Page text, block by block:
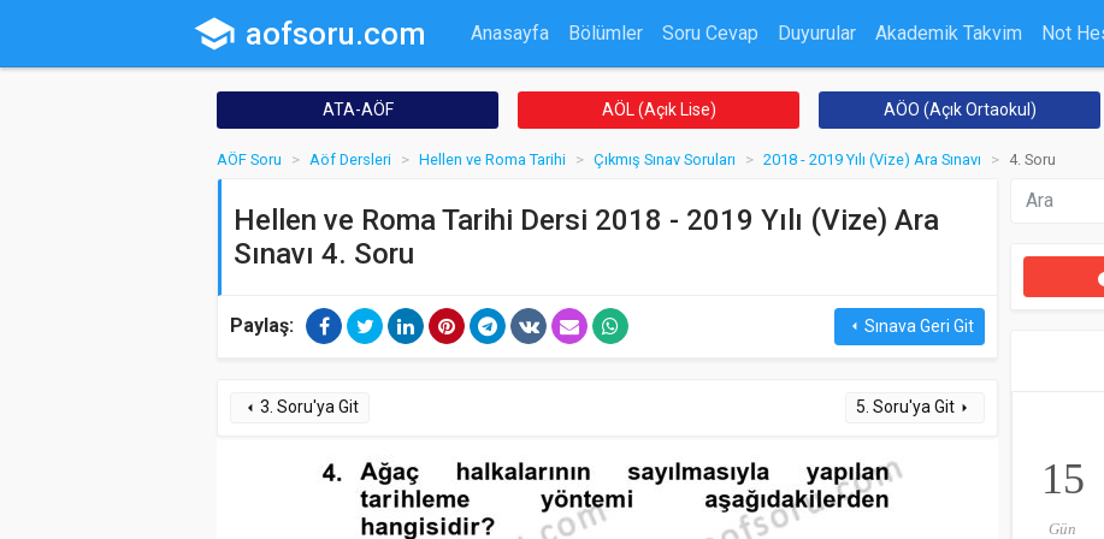
school aofsoru.com Anasayfa Bölümler Soru Cevap Duyurular Akademik Takvim Not
ATA-AÖF AÖL (Açık Lise) AÖO (Açık Ortaokul)
AÖF Soru Aöf Dersleri Hellen ve Roma Tarihi Çıkmış Sınav Soruları 2018 - 2019 Yılı (Vize) Ara Sınavı 4. Soru
Hellen ve Roma Tarihi Dersi 2018 - 2019 Yılı (Vize) Ara
Sınavı 4. Soru
Paylaş: arrow_leftSınava Geri Git
arrow_left 3. Soru'ya Git 5. Soru'ya Git arrow_right
15
Gün